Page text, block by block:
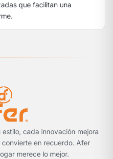
que facilitan una
cada innovación mejora
en recuerdo. Afer
merece lo mejor.